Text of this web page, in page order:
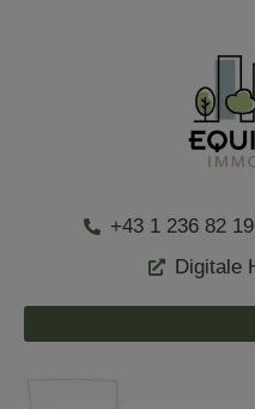
+43 1 236 82 19
Digitale